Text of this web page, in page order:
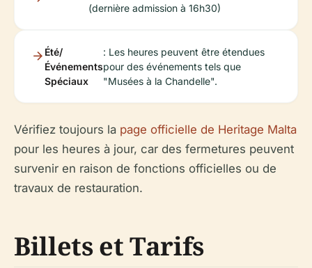
(dernière admission à 16h30)
Été/
Événements
Spéciaux
: Les heures peuvent être étendues
pour des événements tels que
"Musées à la Chandelle".
Vérifiez toujours la page officielle de Heritage Malta
pour les heures à jour, car des fermetures peuvent
survenir en raison de fonctions officielles ou de
travaux de restauration.
Billets et Tarifs